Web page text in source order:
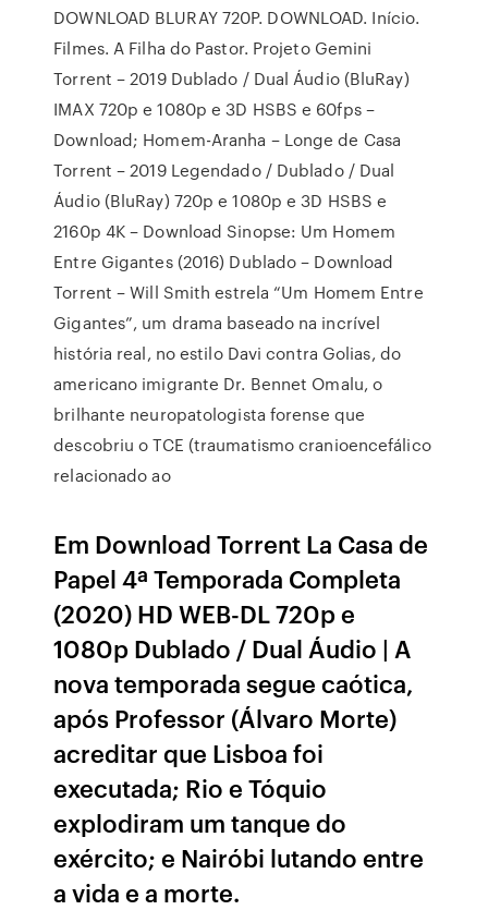
DOWNLOAD BLURAY 720P. DOWNLOAD. Início.
Filmes. A Filha do Pastor. Projeto Gemini
Torrent – 2019 Dublado / Dual Áudio (BluRay)
IMAX 720p e 1080p e 3D HSBS e 60fps –
Download; Homem-Aranha – Longe de Casa
Torrent – 2019 Legendado / Dublado / Dual
Áudio (BluRay) 720p e 1080p e 3D HSBS e
2160p 4K – Download Sinopse: Um Homem
Entre Gigantes (2016) Dublado – Download
Torrent – Will Smith estrela “Um Homem Entre
Gigantes”, um drama baseado na incrível
história real, no estilo Davi contra Golias, do
americano imigrante Dr. Bennet Omalu, o
brilhante neuropatologista forense que
descobriu o TCE (traumatismo cranioencefálico
relacionado ao
Em Download Torrent La Casa de
Papel 4ª Temporada Completa
(2020) HD WEB-DL 720p e
1080p Dublado / Dual Áudio | A
nova temporada segue caótica,
após Professor (Álvaro Morte)
acreditar que Lisboa foi
executada; Rio e Tóquio
explodiram um tanque do
exército; e Nairóbi lutando entre
a vida e a morte.